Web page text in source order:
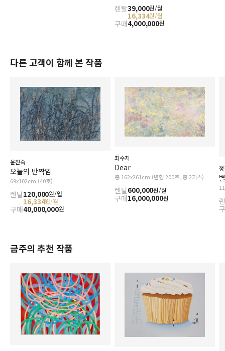
렌탈39,000원/월
16,334원/월
구매4,000,000원
다른 고객이 함께 본 작품
윤진숙
오늘의 반짝임
69x102cm (40호)
렌탈120,000원/월
16,334원/월
구매40,000,000원
최수지
Dear
총 162x261cm (변형 200호, 총 2피스)
렌탈600,000원/월
구매16,000,000원
금주의 추천 작품